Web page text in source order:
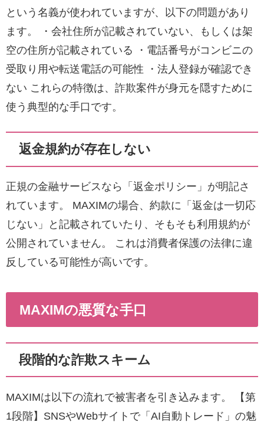
という名義が使われていますが、以下の問題があり
ます。 ・会社住所が記載されていない、もしくは架
空の住所が記載されている ・電話番号がコンビニの
受取り用や転送電話の可能性 ・法人登録が確認でき
ない これらの特徴は、詐欺案件が身元を隠すために
使う典型的な手口です。
返金規約が存在しない
正規の金融サービスなら「返金ポリシー」が明記さ
れています。 MAXIMの場合、約款に「返金は一切応
じない」と記載されていたり、そもそも利用規約が
公開されていません。 これは消費者保護の法律に違
反している可能性が高いです。
MAXIMの悪質な手口
段階的な詐欺スキーム
MAXIMは以下の流れで被害者を引き込みます。 【第
1段階】SNSやWebサイトで「AI自動トレード」の魅